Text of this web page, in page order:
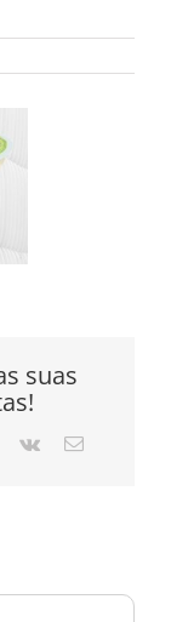
suas
Pinterest
Vk
E-